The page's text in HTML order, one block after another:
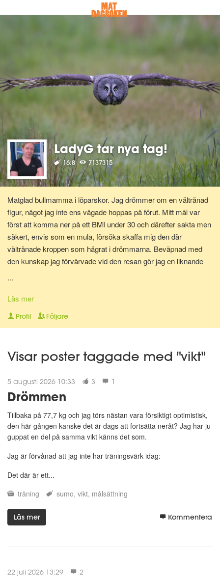
LadyG tar nya tag!
16:8 7137315
Matglad bullmamma i löparskor. Jag drömmer om en vältränad
figur, något jag inte ens vågade hoppas på förut. Mitt mål var
först att komma ner på ett BMI under 30 och därefter sakta men
säkert, envis som en mula, försöka skaffa mig den där
vältränade kroppen som hägrat i drömmarna. Beväpnad med
den kunskap jag förvärvade vid den resan gör jag en liknande
Nu för tiden är jag en av Matdagbokens mentorer, skicka ett
privat meddelande om du vill ha stöd och pepp privat eller om du
...
Läs mer
Profil Följare
Visar poster taggade med "vikt"
5 augusti 2026 10:33 3 1
Drömmen
Tillbaka på 77,7 kg och jag törs nästan vara försiktigt optimistisk,
den här gången kanske det är dags att fortsätta neråt? Jag har ju
guppat en del på samma vikt känns det som.
Jag är förvånad att jag inte har träningsvärk idag:
Det där är ett...
träning
sumo vikt målsättning
Läs mer Kommentera
22 juli 2026 13:29 2